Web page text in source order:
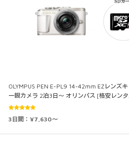
OLYMPUS PEN E-PL9 14-42mm EZレンズ
一眼カメラ 2泊3日～ オリンパス [格安レン
5段階中
5.00 の評価
3日間：¥7,630～